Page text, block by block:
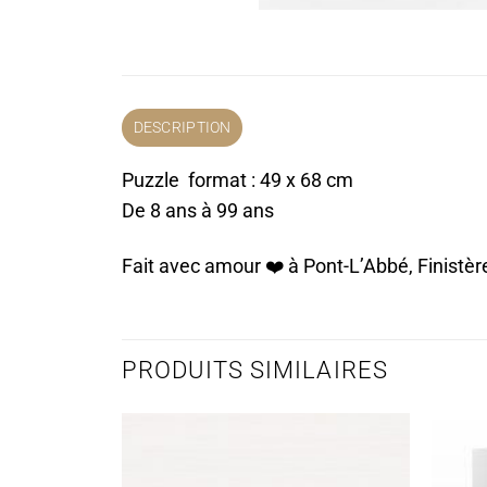
DESCRIPTION
Puzzle format : 49 x 68 cm
De 8 ans à 99 ans
Fait avec amour ❤️️ à Pont-L’Abbé,
PRODUITS SIMILAIRES